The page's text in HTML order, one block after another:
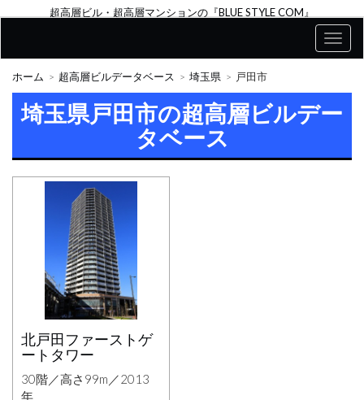
超高層ビル・超高層マンションの『BLUE STYLE COM』
ホーム 超高層ビルデータベース 埼玉県 戸田市
埼玉県戸田市の超高層ビルデー
タベース
北戸田ファーストゲ
ートタワー
30階／高さ99m／2013
年